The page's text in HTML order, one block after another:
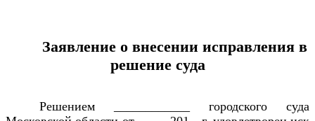
Заявление о внесении исправления в
решение суда
Решением ____________ городского суда